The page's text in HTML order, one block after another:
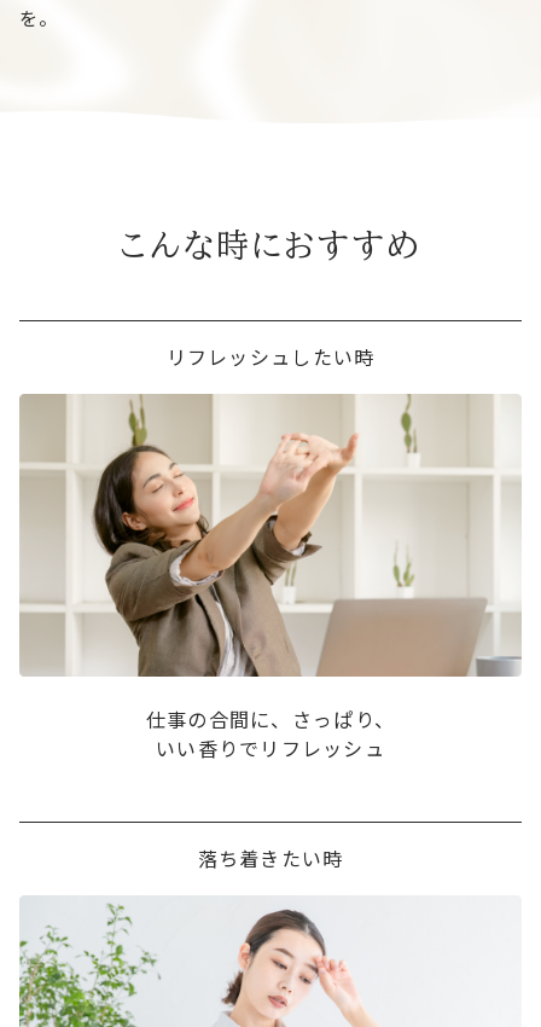
を。
こんな時におすすめ
リフレッシュしたい時
仕事の合間に、さっぱり、
いい香りでリフレッシュ
落ち着きたい時